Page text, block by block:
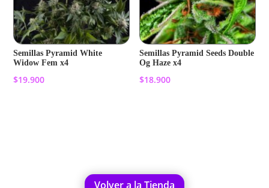
Semillas Pyramid White
Widow Fem x4
$19.900
Semillas Pyramid Seeds Double
Og Haze x4
$18.900
Volver a la Tienda